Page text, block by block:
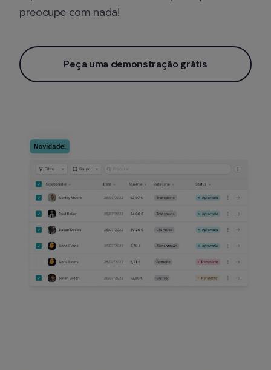
preocupe com nada!
Peça uma demonstração grátis